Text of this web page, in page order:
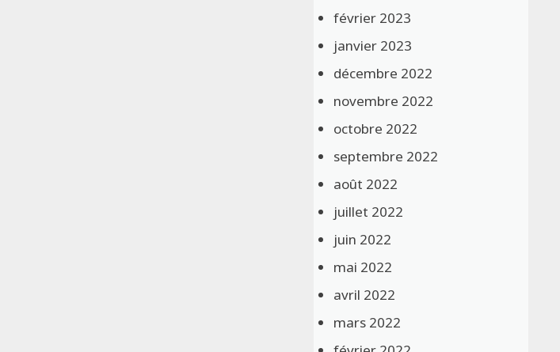
février 2023
janvier 2023
décembre 2022
novembre 2022
octobre 2022
septembre 2022
août 2022
juillet 2022
juin 2022
mai 2022
avril 2022
mars 2022